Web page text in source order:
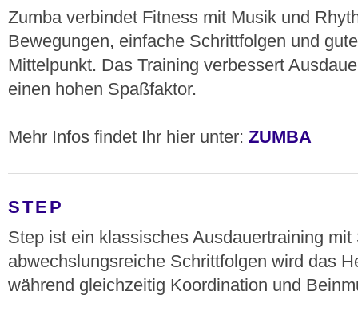
Zumba verbindet Fitness mit Musik und
Bewegungen, einfache Schrittfolgen und
Mittelpunkt. Das Training verbessert
einen hohen Spaßfaktor.
Mehr Infos findet Ihr hier unter: ZUMBA
STEP
Step ist ein klassisches Ausdauertraining mit
abwechslungsreiche Schrittfolgen wird das
während gleichzeitig Koordination und